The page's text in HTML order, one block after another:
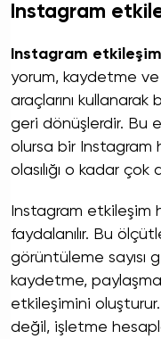
Instagram
Instagram
yorum, kaydetme
araçlarını kullanarak
geri dönüşlerdir. Bu
olursa bir Instagram
olasılığı o kadar çok
Instagram etkileşim
faydalanılır. Bu
görüntüleme sayısı
kaydetme,
etkileşimini
değil, işletme